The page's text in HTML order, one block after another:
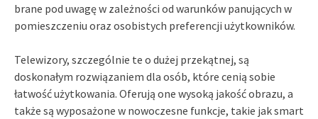
brane pod uwagę w zależności od warunków panujących w
pomieszczeniu oraz osobistych preferencji użytkowników.
Telewizory, szczególnie te o dużej przekątnej, są
doskonałym rozwiązaniem dla osób, które cenią sobie
łatwość użytkowania. Oferują one wysoką jakość obrazu, a
także są wyposażone w nowoczesne funkcje, takie jak smart